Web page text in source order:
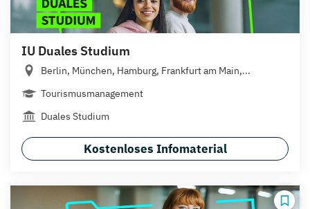
IU Duales Studium
Berlin, München, Hamburg, Frankfurt am Main,...
Tourismusmanagement
Duales Studium
Kostenloses Infomaterial